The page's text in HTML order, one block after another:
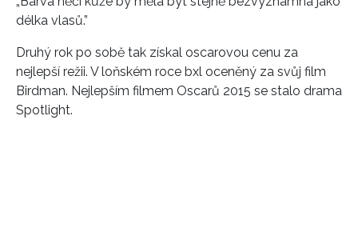
délka vlasů.”
Druhý rok po sobě tak získal oscarovou cenu za
nejlepší režii. V loňském roce bxl oceněný za svůj film
Birdman. Nejlepším filmem Oscarů 2015 se stalo drama
Spotlight.